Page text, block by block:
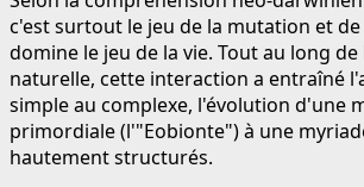
c'est surtout le jeu de la mutation et
domine le jeu de la vie. Tout au long
naturelle, cette interaction a entraîné
simple au complexe, l'évolution d'une
primordiale (l'"Eobionte") à une
hautement structurés.